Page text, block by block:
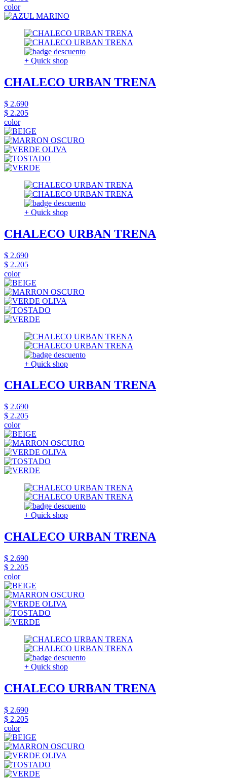
color
+ Quick shop
CHALECO URBAN TRENA
$ 2.690
$ 2.205
color
+ Quick shop
CHALECO URBAN TRENA
$ 2.690
$ 2.205
color
+ Quick shop
CHALECO URBAN TRENA
$ 2.690
$ 2.205
color
+ Quick shop
CHALECO URBAN TRENA
$ 2.690
$ 2.205
color
+ Quick shop
CHALECO URBAN TRENA
$ 2.690
$ 2.205
color